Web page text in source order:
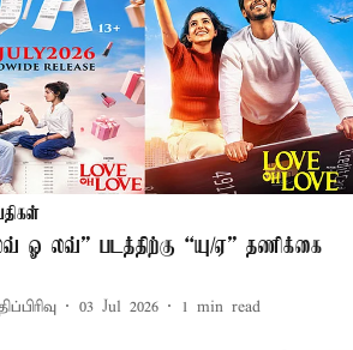
ஓ லவ்” படத்திற்கு “யு/ஏ” தணிக்கை
03 Jul 2026 1 min read